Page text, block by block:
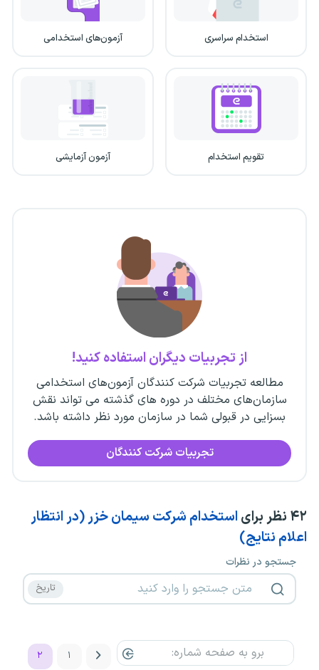
استخدام سراسری آزمون‌های استخدامی
تقویم استخدام آزمون آزمایشی
از تجربیات دیگران استفاده کنید!
مطالعه تجربیات شرکت کنندگان آزمون‌های استخدامی
سازمان‌های مختلف در دوره های گذشته می تواند نقش
بسزایی در قبولی شما در سازمان مورد نظر داشته باشد.
تجربیات شرکت کنندگان
۴۲ نظر برای استخدام شرکت سیمان خزر (در انتظار
اعلام نتایج)
جستجو در نظرات
۱ ۲